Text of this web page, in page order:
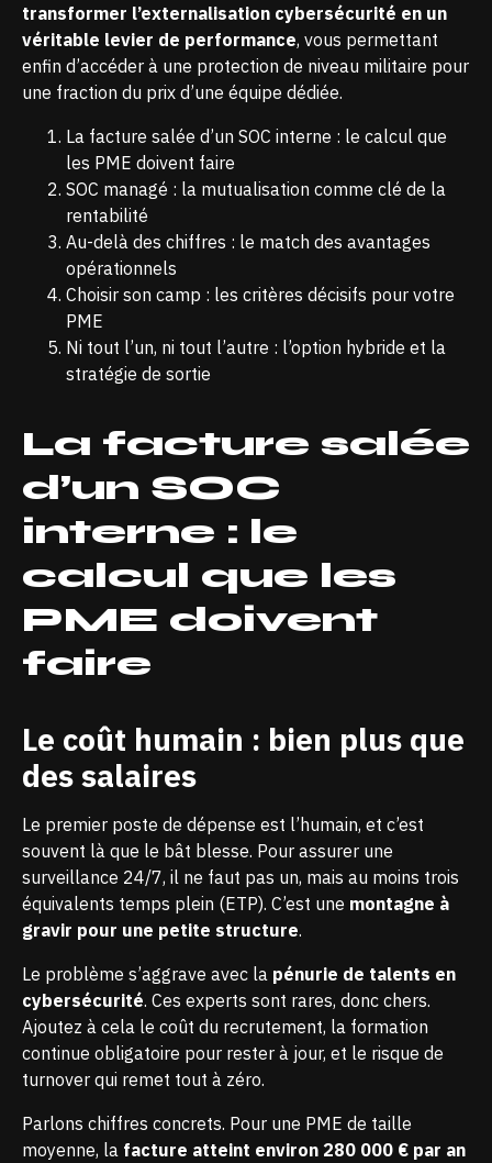
transformer l’externalisation cybersécurité en un
véritable levier de performance, vous permettant
enfin d’accéder à une protection de niveau militaire pour
une fraction du prix d’une équipe dédiée.
La facture salée d’un SOC interne : le calcul que
les PME doivent faire
SOC managé : la mutualisation comme clé de la
rentabilité
Au-delà des chiffres : le match des avantages
opérationnels
Choisir son camp : les critères décisifs pour votre
PME
Ni tout l’un, ni tout l’autre : l’option hybride et la
stratégie de sortie
La facture salée
d’un SOC
interne : le
calcul que les
PME doivent
faire
Le coût humain : bien plus que
des salaires
Le premier poste de dépense est l’humain, et c’est
souvent là que le bât blesse. Pour assurer une
surveillance 24/7, il ne faut pas un, mais au moins trois
équivalents temps plein (ETP). C’est une montagne à
gravir pour une petite structure.
Le problème s’aggrave avec la pénurie de talents en
cybersécurité. Ces experts sont rares, donc chers.
Ajoutez à cela le coût du recrutement, la formation
continue obligatoire pour rester à jour, et le risque de
turnover qui remet tout à zéro.
Parlons chiffres concrets. Pour une PME de taille
moyenne, la facture atteint environ 280 000 € par an